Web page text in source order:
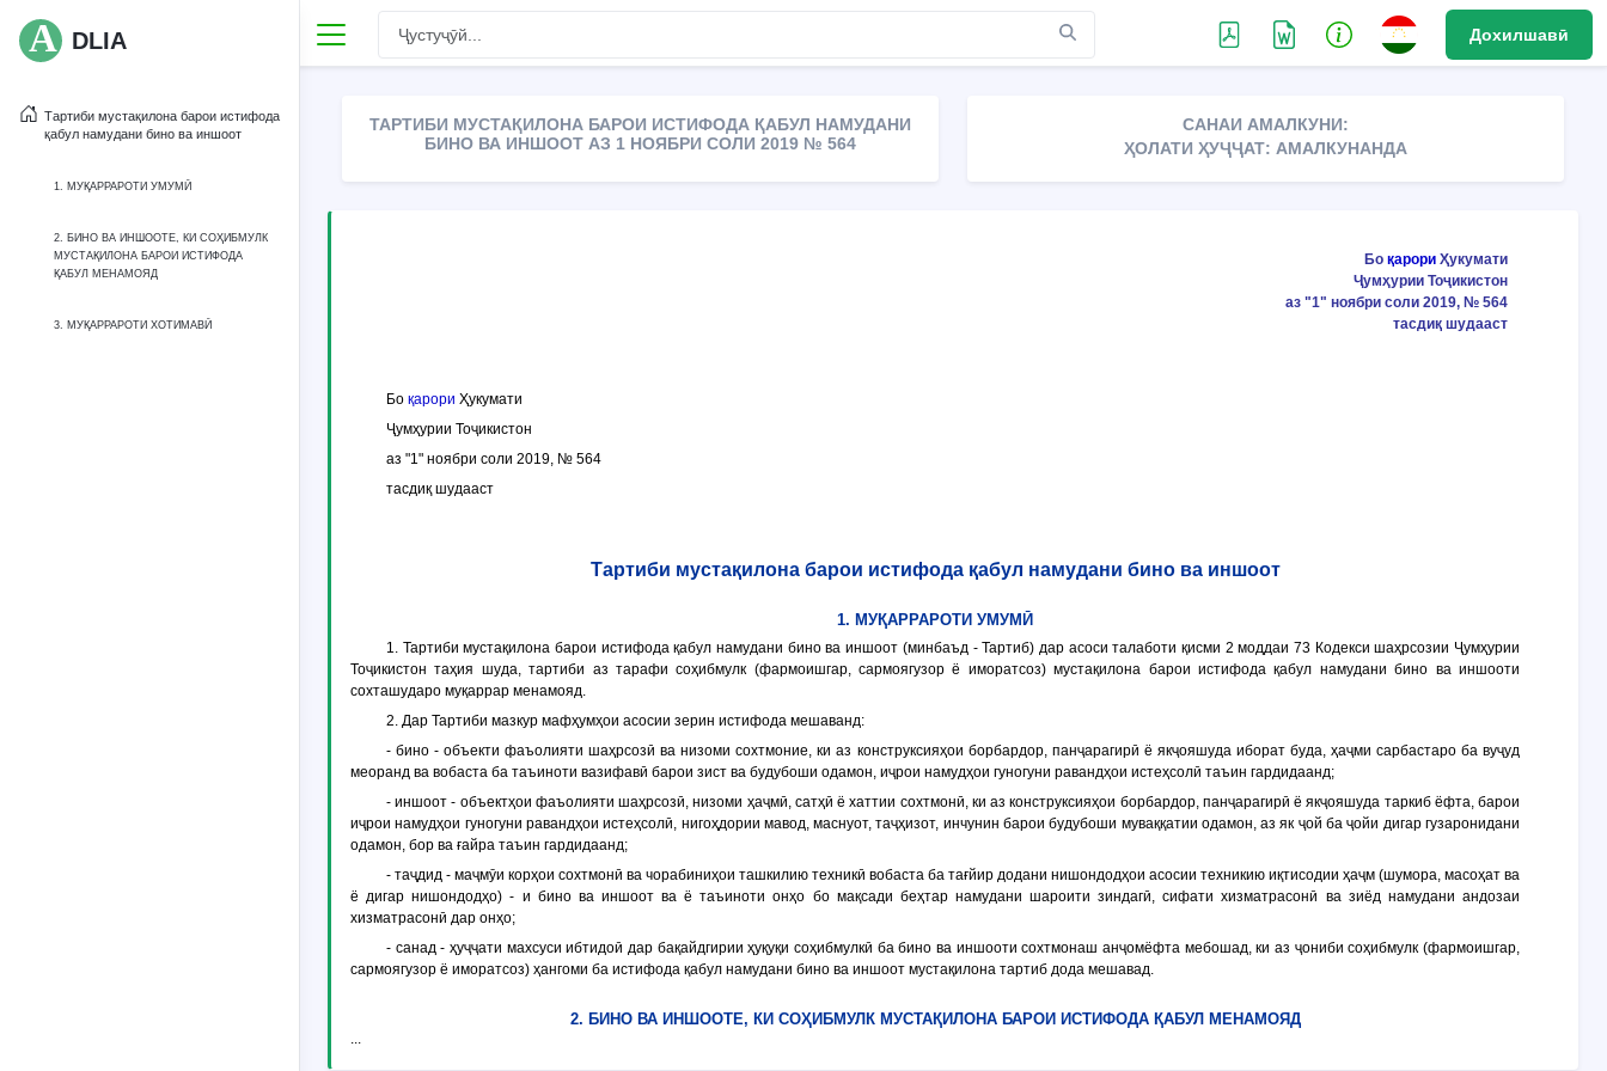
Дохилшавӣ
DLIA
Тартиби мустақилона барои истифода
қабул намудани бино ва иншоот
1. МУҚАРРАРОТИ УМУМӢ
2. БИНО ВА ИНШООТЕ, КИ СОҲИБМУЛК
МУСТАҚИЛОНА БАРОИ ИСТИФОДА
ҚАБУЛ МЕНАМОЯД
3. МУҚАРРАРОТИ ХОТИМАВӢ
ТАРТИБИ МУСТАҚИЛОНА БАРОИ ИСТИФОДА ҚАБУЛ НАМУДАНИ
БИНО ВА ИНШООТ АЗ 1 НОЯБРИ СОЛИ 2019 № 564
САНАИ АМАЛКУНИ:
ҲОЛАТИ ҲУҶҶАТ: АМАЛКУНАНДА
Бо қарори Ҳукумати
Ҷумҳурии Тоҷикистон
аз "1" ноябри соли 2019, № 564
тасдиқ шудааст
Бо қарори Ҳукумати
Ҷумҳурии Тоҷикистон
аз "1" ноябри соли 2019, № 564
тасдиқ шудааст
Тартиби мустақилона барои истифода қабул намудани бино ва иншоот
1. МУҚАРРАРОТИ УМУМӢ
1. Тартиби мустақилона барои истифода қабул намудани бино ва иншоот (минбаъд - Тартиб) дар асоси талаботи қисми 2 моддаи 73 Кодекси шаҳрсозии Ҷумҳурии
Тоҷикистон таҳия шуда, тартиби аз тарафи соҳибмулк (фармоишгар, сармоягузор ё иморатсоз) мустақилона барои истифода қабул намудани бино ва иншооти
сохташударо муқаррар менамояд.
2. Дар Тартиби мазкур мафҳумҳои асосии зерин истифода мешаванд:
- бино - объекти фаъолияти шаҳрсозӣ ва низоми сохтмоние, ки аз конструксияҳои борбардор, панҷарагирӣ ё якҷояшуда иборат буда, ҳаҷми сарбастаро ба вуҷуд
меоранд ва вобаста ба таъиноти вазифавӣ барои зист ва будубоши одамон, иҷрои намудҳои гуногуни равандҳои истеҳсолӣ таъин гардидаанд;
- иншоот - объектҳои фаъолияти шаҳрсозӣ, низоми ҳаҷмӣ, сатҳӣ ё хаттии сохтмонӣ, ки аз конструксияҳои борбардор, панҷарагирӣ ё якҷояшуда таркиб ёфта, барои
иҷрои намудҳои гуногуни равандҳои истеҳсолӣ, нигоҳдории мавод, маснуот, таҷҳизот, инчунин барои будубоши муваққатии одамон, аз як ҷой ба ҷойи дигар гузаронидани
одамон, бор ва ғайра таъин гардидаанд;
- таҷдид - маҷмӯи корҳои сохтмонӣ ва чорабиниҳои ташкилию техникӣ вобаста ба тағйир додани нишондодҳои асосии техникию иқтисодии ҳаҷм (шумора, масоҳат ва
ё дигар нишондодҳо) - и бино ва иншоот ва ё таъиноти онҳо бо мақсади беҳтар намудани шароити зиндагӣ, сифати хизматрасонӣ ва зиёд намудани андозаи
хизматрасонӣ дар онҳо;
- санад - ҳуҷҷати махсуси ибтидоӣ дар бақайдгирии ҳуқуқи соҳибмулкӣ ба бино ва иншооти сохтмонаш анҷомёфта мебошад, ки аз ҷониби соҳибмулк (фармоишгар,
сармоягузор ё иморатсоз) ҳангоми ба истифода қабул намудани бино ва иншоот мустақилона тартиб дода мешавад.
2. БИНО ВА ИНШООТЕ, КИ СОҲИБМУЛК МУСТАҚИЛОНА БАРОИ ИСТИФОДА ҚАБУЛ МЕНАМОЯД
...